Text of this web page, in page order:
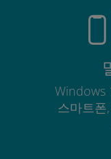
Windows
스마트폰